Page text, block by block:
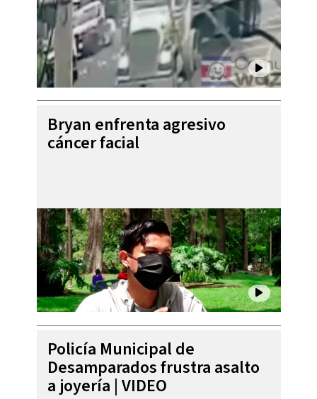
Bryan enfrenta agresivo
cáncer facial
Policía Municipal de
Desamparados frustra asalto
a joyería | VIDEO